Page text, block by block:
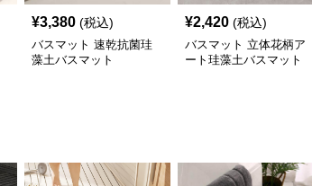
¥3,380 (税込)
バスマット 速乾抗菌珪
藻土バスマット
¥2,420 (税込)
バスマット 立体花柄ア
ート珪藻土バスマット